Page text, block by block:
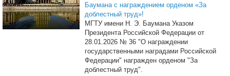
Баумана с награждением орденом «За
доблестный труд»!
МГТУ имени Н. Э. Баумана Указом
Президента Российской Федерации от
28.01.2026 № 36 "О награждении
государственными наградами Российской
Федерации" награжден орденом "За
доблестный труд".